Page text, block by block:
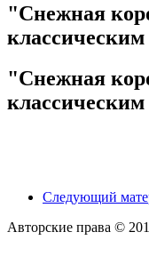
"Снежная
"Снежная
Следующий
Авторские права ©